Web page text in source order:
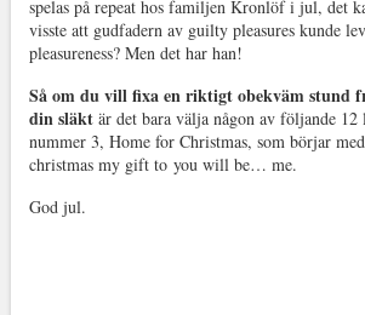
spelas på repeat hos familjen Kronlöf i jul, det
visste att gudfadern av guilty pleasures kunde
pleasureness? Men det har han!
Så om du vill fixa en riktigt obekväm stund
din släkt är det bara välja någon av följande
nummer 3, Home for Christmas, som börjar
christmas my gift to you will be… me.
God jul.